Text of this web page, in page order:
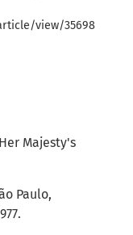
view/35698
Majesty's
Paulo,